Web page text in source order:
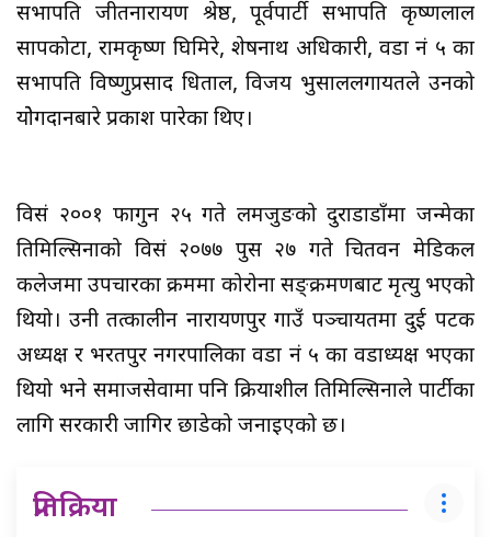
सभापति जीतनारायण श्रेष्ठ, पूर्वपार्टी सभापति कृष्णलाल
सापकोटा, रामकृष्ण घिमिरे, शेषनाथ अधिकारी, वडा नं ५ का
सभापति विष्णुप्रसाद धिताल, विजय भुसाललगायतले उनको
योेगदानबारे प्रकाश पारेका थिए।
विसं २००१ फागुन २५ गते लमजुङको दुराडाडाँमा जन्मेका
तिमिल्सिनाको विसं २०७७ पुस २७ गते चितवन मेडिकल
कलेजमा उपचारका क्रममा कोरोना सङ्क्रमणबाट मृत्यु भएको
थियो। उनी तत्कालीन नारायणपुर गाउँ पञ्चायतमा दुई पटक
अध्यक्ष र भरतपुर नगरपालिका वडा नं ५ का वडाध्यक्ष भएका
थियो भने समाजसेवामा पनि क्रियाशील तिमिल्सिनाले पार्टीका
लागि सरकारी जागिर छाडेको जनाइएको छ।
प्रतिक्रिया